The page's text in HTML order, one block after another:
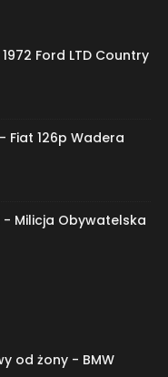
Ford LTD Country
Fiat 126p Wadera
- Milicja Obywatelska
od żony - BMW